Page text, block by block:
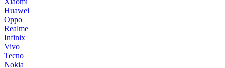
Huawei
Oppo
Realme
Infinix
Vivo
Tecno
Nokia